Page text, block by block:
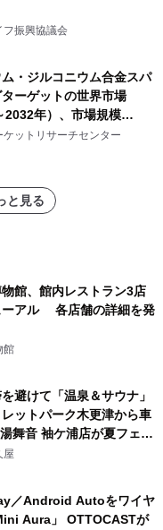
フ振興協議会
・ジルコニウム合金スパ
ーゲットの世界市場
2032年）、市場規模
、その他）・分析レポ
ケットリサーチセンター
と見る
館、館内レストラン3店
ーアル 各店舗の詳細を発
館
避けて「温泉＆サウナ」
ットパーク木更津から車
音 袖ケ浦店が夏フェア
供
屋
／Android Autoをワイヤ
Aura」 OTTOCASTが